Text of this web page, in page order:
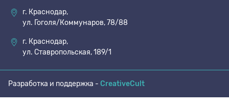
г. Краснодар,
ул. Гоголя/Коммунаров, 78/88
г. Краснодар,
ул. Ставропольская, 189/1
Разработка и поддержка - CreativeCult
Растяжитель и Очиститель
Рожки